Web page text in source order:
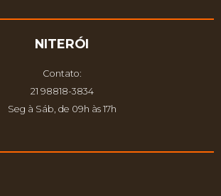
NITERÓI
Contato:
21 98818-3834
Seg à Sáb, de 09h às 17h